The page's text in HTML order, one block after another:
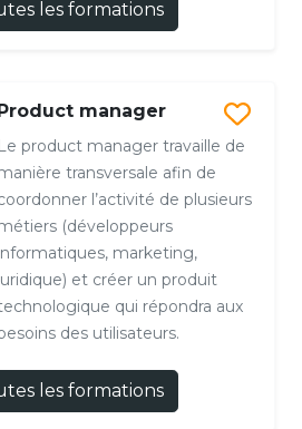
les formations
manager
Le product manager travaille de
transversale afin de
l’activité de plusieurs
(développeurs
marketing,
et créer un produit
qui répondra aux
des utilisateurs.
les formations